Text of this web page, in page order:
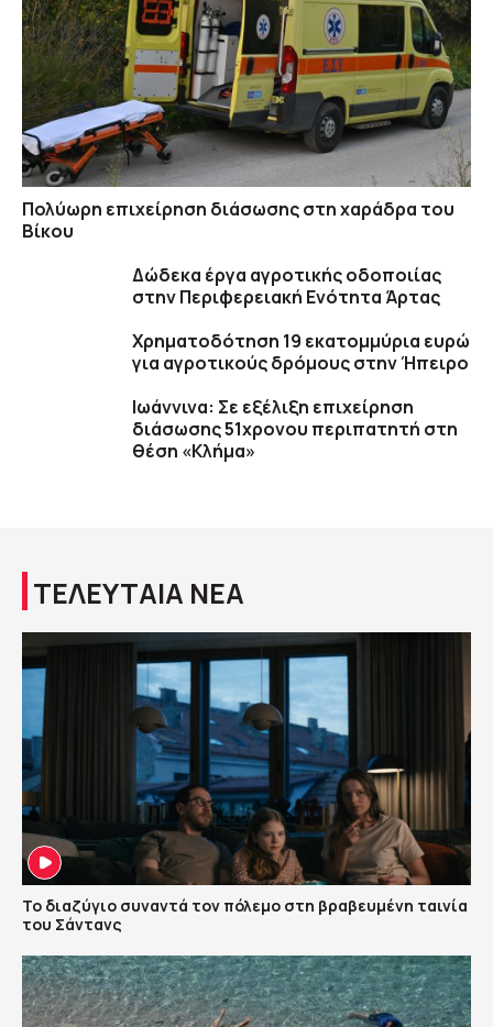
Πολύωρη επιχείρηση διάσωσης στη χαράδρα του
Βίκου
Δώδεκα έργα αγροτικής οδοποιίας
στην Περιφερειακή Ενότητα Άρτας
Χρηματοδότηση 19 εκατομμύρια ευρώ
για αγροτικούς δρόμους στην Ήπειρο
Ιωάννινα: Σε εξέλιξη επιχείρηση
διάσωσης 51χρονου περιπατητή στη
θέση «Κλήμα»
ΤΕΛΕΥΤΑΙΑ ΝΕΑ
Το διαζύγιο συναντά τον πόλεμο στη βραβευμένη ταινία
του Σάντανς